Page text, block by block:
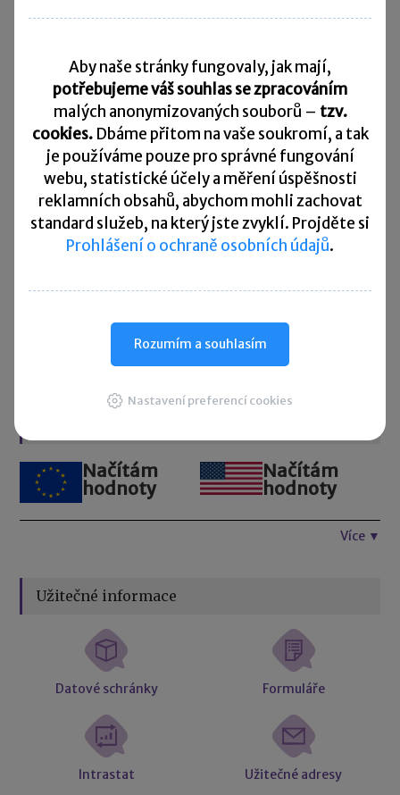
10. 8. 2026
Splatnost daně za červen 2026
20. 8. 2026
Měsíční odvod úhrnu sražených záloh na daň z příjmů
fyzických osob ze závislé činnosti za červenec 2026
20. 8. 2026
Splatnost paušální zálohy
24. 8. 2026
Daňové přiznání a splatnost daně za červenec 2026
Přehled všech termínů ►
Načítám
hodnoty
Načítám
hodnoty
Více ▼
Užitečné informace
Datové schránky Formuláře
Intrastat Užitečné adresy
Aby naše stránky fungovaly, jak mají,
potřebujeme váš souhlas se zpracováním
malých anonymizovaných souborů – tzv.
cookies. Dbáme přitom na vaše soukromí, a tak
je používáme pouze pro správné fungování
webu, statistické účely a měření úspěšnosti
reklamních obsahů, abychom mohli zachovat
standard služeb, na který jste zvyklí. Projděte si
Prohlášení o ochraně osobních údajů.
Rozumím a souhlasím
Nastavení preferencí cookies